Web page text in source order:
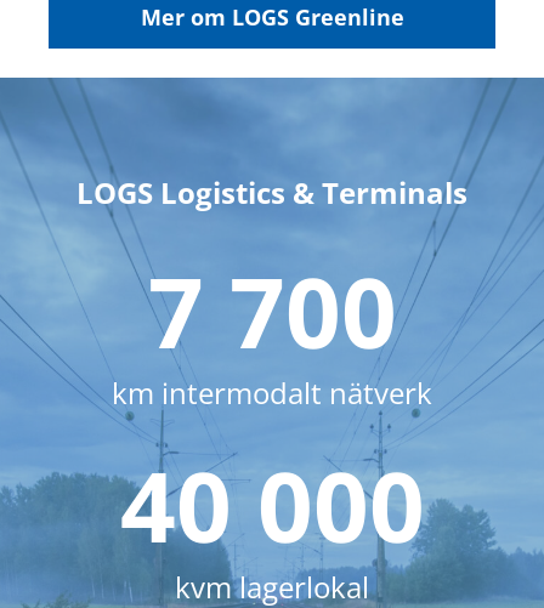
Mer om LOGS Greenline
LOGS Logistics & Terminals
7 700
km intermodalt nätverk
40 000
kvm lagerlokal